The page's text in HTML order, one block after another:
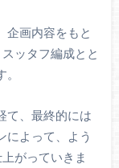
企画内容をもと
ッタフ編成とと
て、最終的には
によって、よう
がっていきま